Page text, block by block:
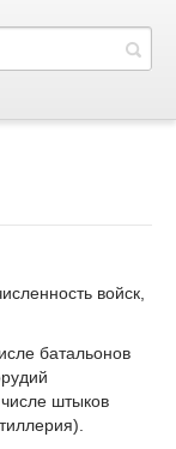
войск,
батальонов
штыков